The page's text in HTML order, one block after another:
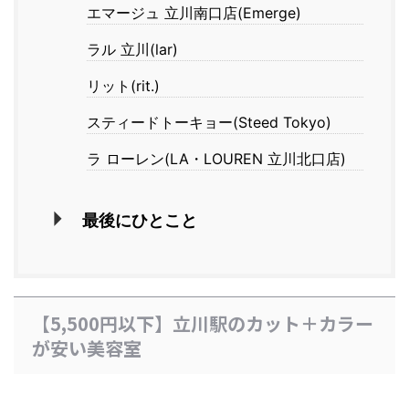
エマージュ 立川南口店(Emerge)
ラル 立川(lar)
リット(rit.)
スティードトーキョー(Steed Tokyo)
ラ ローレン(LA・LOUREN 立川北口店)
最後にひとこと
【5,500円以下】立川駅のカット＋カラー
が安い美容室